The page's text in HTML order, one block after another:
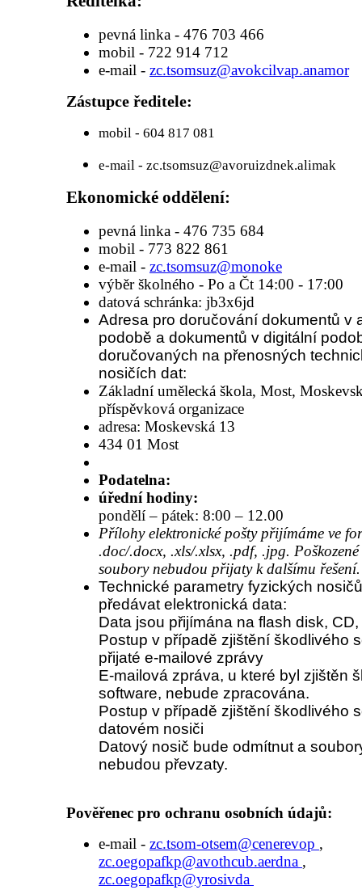
pevná linka - 476 703 466
mobil - 722 914 712
e-mail - zc.tsomsuz@avokcilvap.anamor
Zástupce ředitele:
mobil - 604 817 081
e-mail - zc.tsomsuz@avoruizdnek.alimak
Ekonomické oddělení:
pevná linka - 476 735 684
mobil - 773 822 861
e-mail - zc.tsomsuz@monoke
výběr školného - Po a Čt 14:00 - 17:00
datová schránka: jb3x6jd
Adresa pro doručování dokumentů v
podobě a dokumentů v digitální
doručovaných na přenosných
nosičích dat:
Základní umělecká škola, Most,
příspěvková organizace
adresa: Moskevská 13
434 01 Most
Podatelna:
úřední hodiny:
pondělí – pátek: 8:00 – 12.00
Přílohy elektronické pošty přijímáme ve
.doc/.docx, .xls/.xlsx, .pdf, .jpg.
soubory nebudou přijaty k dalšímu řešení.
Technické parametry fyzických
předávat elektronická data:
Data jsou přijímána na flash disk,
Postup v případě zjištění škodlivého
přijaté e-mailové zprávy
E-mailová zpráva, u které byl zjištěn
software, nebude zpracována.
Postup v případě zjištění škodlivého
datovém nosiči
Datový nosič bude odmítnut a
nebudou převzaty.
Pověřenec pro ochranu osobních údajů:
e-mail - zc.tsom-otsem@cenerevop ,
zc.oegopafkp@avothcub.aerdna ,
zc.oegopafkp@yrosivda